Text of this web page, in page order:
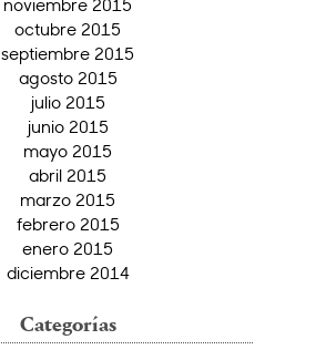
octubre 2015
septiembre 2015
agosto 2015
julio 2015
junio 2015
mayo 2015
abril 2015
marzo 2015
febrero 2015
enero 2015
diciembre 2014
Categorías